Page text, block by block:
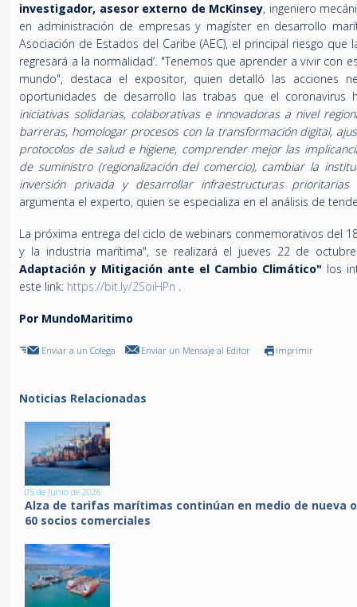
investigador, asesor externo de McKinsey, ingeniero
en administración de empresas y magíster en desarrollo
Asociación de Estados del Caribe (AEC), el principal riesgo
regresará a la normalidad’. "Tenemos que aprender a vivir con
mundo", destaca el expositor, quien detalló las acciones
oportunidades de desarrollo las trabas que el
iniciativas solidarias, colaborativas e innovadoras a nivel
barreras, homologar procesos con la transformación digital,
protocolos de salud e higiene, comprender mejor las
de suministro (regionalización del comercio), cambiar la
inversión privada y desarrollar infraestructuras
argumenta el experto, quien se especializa en el análisis de
La próxima entrega del ciclo de webinars conmemorativos del
y la industria marítima", se realizará el jueves 22 de
Adaptación y Mitigación ante el Cambio Climático" los
este link: https://bit.ly/2SoiHPn .
Por MundoMaritimo
Enviar a un Colega Enviar un Mensaje al Editor Imprimir
Noticias Relacionadas
05 de Junio de 2026
Alza de tarifas marítimas continúan en medio de nueva
60 socios comerciales